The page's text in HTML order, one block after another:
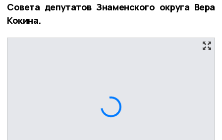
Совета депутатов Знаменского округа Вера
Кокина.